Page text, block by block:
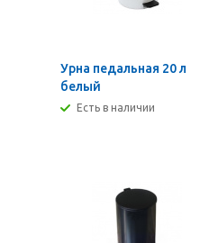
Урна педальная 20 л
белый
Есть в наличии